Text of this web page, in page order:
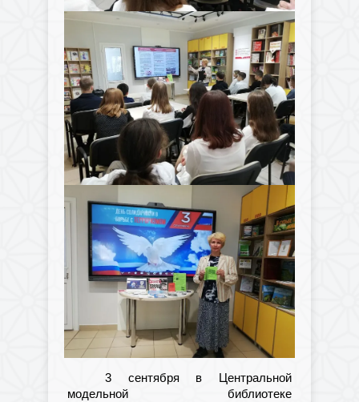
3 сентября в Центральной
модельной библиотеке